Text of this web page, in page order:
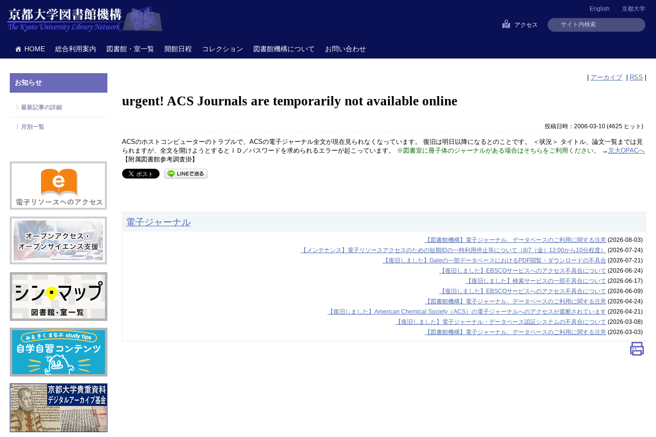
京都大学
English
アクセス
HOME 総合利用案内 図書館・室一覧 開館日程 コレクション 図書館機構について お問い合わせ
| アーカイブ | RSS |
urgent! ACS Journals are temporarily not available online
投稿日時：2006-03-10(4625 ヒット )
ACSのホストコンピューターのトラブルで、ACSの電子ジャーナル全文が現在見られなくなっています。 復旧は明日以降になるとのことです。 ＜状況＞ タイトル、論文一覧までは見
られますが、全文を開けようとするとＩＤ／パスワードを求められるエラーが起こっています。
※図書室に冊子体のジャーナルがある場合はそちらをご利用ください。 →京大OPACへ
【附属図書館参考調査掛】
電子ジャーナル
【図書館機構】電子ジャーナル、データベースのご利用に関する注意(2026-08-03)
【メンテナンス】電子リソースアクセスのための短期IDの一時利用停止等について（8/7（金）12:00から10分程度）
(2026-07-24)
【復旧しました】Galeの一部データベースにおけるPDF閲覧・ダウンロードの不具合 (2026-07-21)
【復旧しました】EBSCOサービスへのアクセス不具合について (2026-06-24)
【復旧しました】検索サービスの一部不具合について (2026-06-17)
【復旧しました】EBSCOサービスへのアクセス不具合について (2026-06-09)
【図書館機構】電子ジャーナル、データベースのご利用に関する注意(2026-04-24)
【復旧しました】American Chemical Society（ACS）の電子ジャーナルへのアクセスが遮断されています(2026-04-21)
【復旧しました】電子ジャーナル・データベース認証システムの不具合について (2026-03-08)
【図書館機構】電子ジャーナル、データベースのご利用に関する注意(2026-03-03)
お知らせ
最新記事の詳細
月別一覧